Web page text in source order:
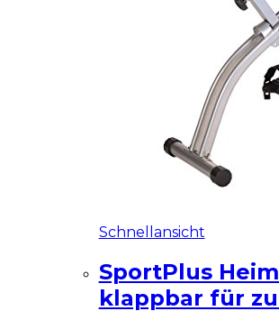
Schnellansicht
SportPlus
klappbar für